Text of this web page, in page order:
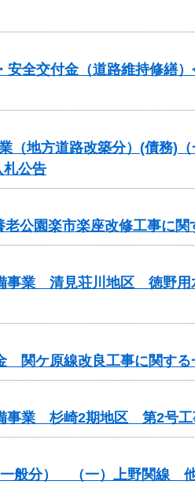
安全交付金（道路維持修繕
（地方道路改築分）(債務)
札公告
公園楽市楽座改修工事に関
事業 清見荘川地区 徳野用
関ケ原線改良工事に関する
事業 杉崎2期地区 第2号工
一般分） （一）上野関線